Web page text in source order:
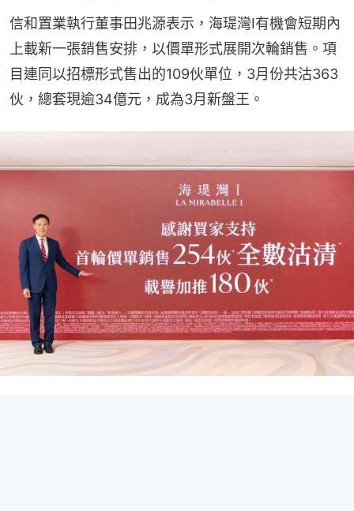
信和置業執行董事田兆源表示，海瑅灣I有機會短期內
上載新一張銷售安排，以價單形式展開次輪銷售。項
目連同以招標形式售出的109伙單位，3月份共沽363
伙，總套現逾34億元，成為3月新盤王。